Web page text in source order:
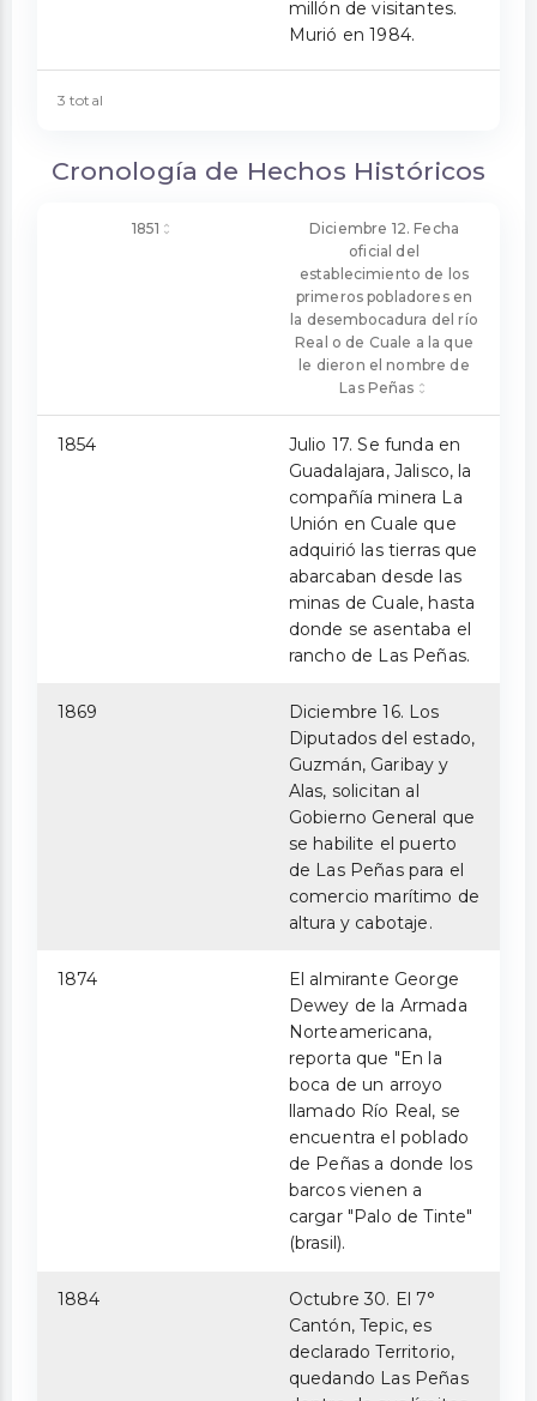
millón de visitantes.
Murió en 1984.
3 total
Cronología de Hechos Históricos
1851
Diciembre 12. Fecha
oficial del
establecimiento de los
primeros pobladores en
la desembocadura del río
Real o de Cuale a la que
le dieron el nombre de
Las Peñas
1854
Julio 17. Se funda en
Guadalajara, Jalisco, la
compañía minera La
Unión en Cuale que
adquirió las tierras que
abarcaban desde las
minas de Cuale, hasta
donde se asentaba el
rancho de Las Peñas.
1869
Diciembre 16. Los
Diputados del estado,
Guzmán, Garibay y
Alas, solicitan al
Gobierno General que
se habilite el puerto
de Las Peñas para el
comercio marítimo de
altura y cabotaje.
1874
El almirante George
Dewey de la Armada
Norteamericana,
reporta que "En la
boca de un arroyo
llamado Río Real, se
encuentra el poblado
de Peñas a donde los
barcos vienen a
cargar "Palo de Tinte"
(brasil).
1884
Octubre 30. El 7°
Cantón, Tepic, es
declarado Territorio,
quedando Las Peñas